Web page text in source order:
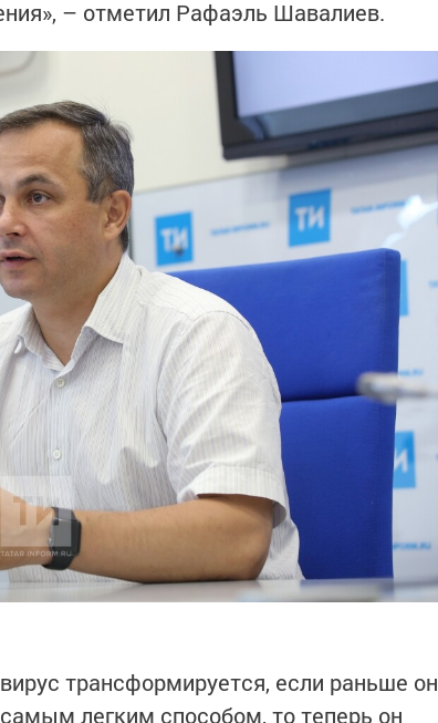
– отметил Рафаэль Шавалиев.
трансформируется, если раньше он
легким способом, то теперь он